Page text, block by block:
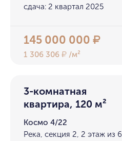
сдача: 2 квартал 2025
145 000 000₽
1 306 306₽ /м²
3-комнатная
квартира, 120 м²
Космо 4/22
Река, секция 2, 2 этаж из 6